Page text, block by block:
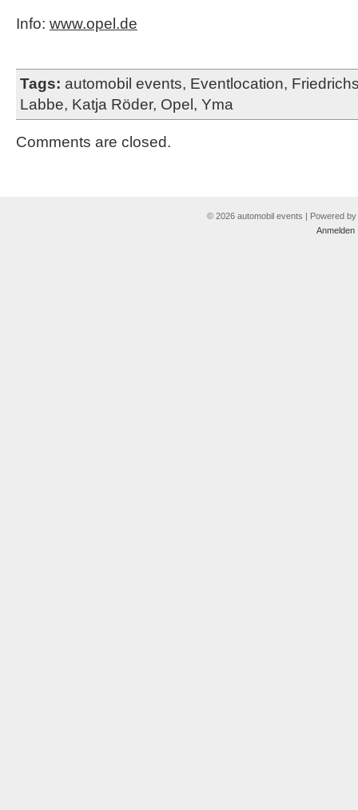
Info: www.opel.de
Tags: automobil events, Eventlocation,
Labbe, Katja Röder, Opel , Yma
Comments are closed.
© 2026 automobil events | Powered by
Anmelden|